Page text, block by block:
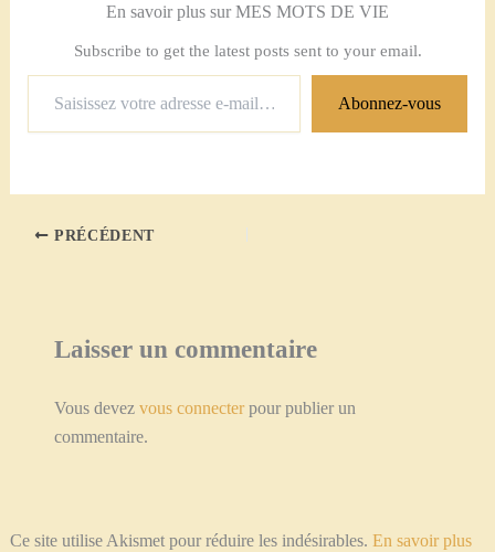
En savoir plus sur MES MOTS DE VIE
Subscribe to get the latest posts sent to your email.
votre
adresse
Abonnez-vous
PRÉCÉDENT
Laisser un commentaire
Vous devez vous connecterpour publier un
commentaire.
Ce site utilise Akismet pour réduire les indésirables. En savoir plus